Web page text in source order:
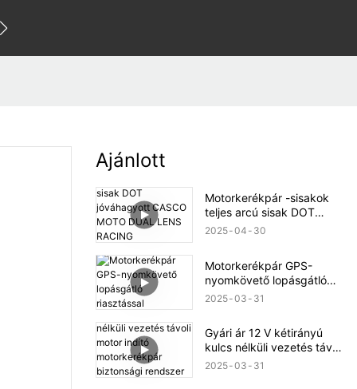
Ajánlott
Motorkerékpár -sisakok
teljes arcú sisak DOT
jóváhagyott CASCO
Sisakok
2025 04 30
Motorkerékpár GPS-
nyomkövető lopásgátló
riasztással
2025 03 31
Gyári ár 12 V kétirányú
kulcs nélküli vezetés távoli
motor indító
2025 03 31